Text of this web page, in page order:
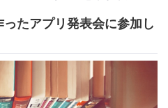
たアプリ発表会に参加し